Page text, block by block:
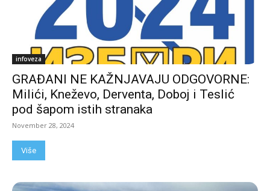
infoveza
GRAĐANI NE KAŽNJAVAJU ODGOVORNE:
Milići, Kneževo, Derventa, Doboj i Teslić
pod šapom istih stranaka
November 28, 2024
Više